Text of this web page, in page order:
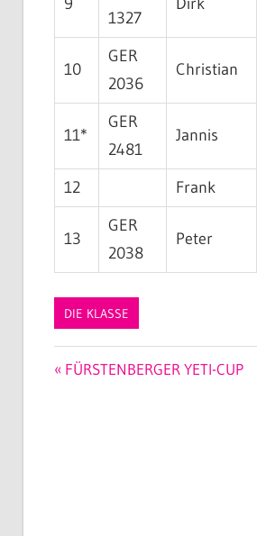
1327
10
GER
2036
Christian
11*
GER
2481
Jannis
12 Frank
13
GER
2038
Peter
DIE KLASSE
Beitragsnavigation
Vorheriger
FÜRSTENBERGER YETI-CUP